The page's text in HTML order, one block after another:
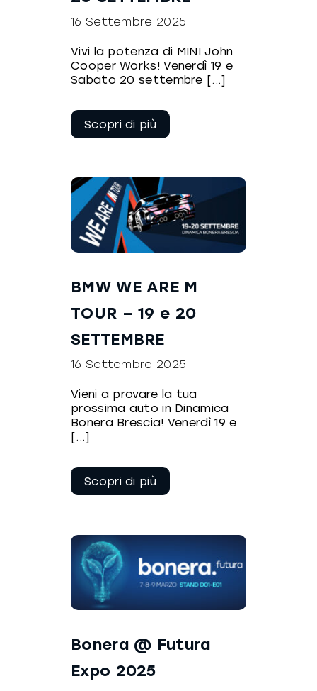
16 Settembre 2025
Vivi la potenza di MINI John
Cooper Works! Venerdì 19 e
Sabato 20 settembre [...]
leggere
BMW WE ARE M
TOUR – 19 e 20
SETTEMBRE
16 Settembre 2025
Vieni a provare la tua
prossima auto in Dinamica
Bonera Brescia! Venerdì 19 e
[...]
leggere
Bonera @ Futura
Expo 2025